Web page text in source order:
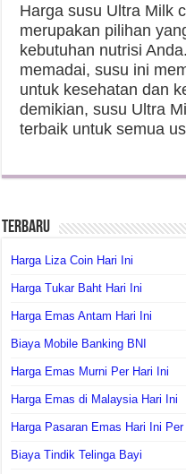
Harga susu Ultra Milk
merupakan pilihan
kebutuhan nutrisi
memadai, susu ini
untuk kesehatan dan
demikian, susu Ultra
terbaik untuk semua
Terbaru
Harga Liza Coin Hari Ini
Harga Tukar Baht Hari Ini
Harga Emas Antam Hari Ini
Biaya Mobile Banking BNI
Harga Emas Murni Per Hari Ini
Harga Emas di Malaysia Hari Ini
Harga Pasaran Emas Hari Ini Per
Biaya Tindik Telinga Bayi